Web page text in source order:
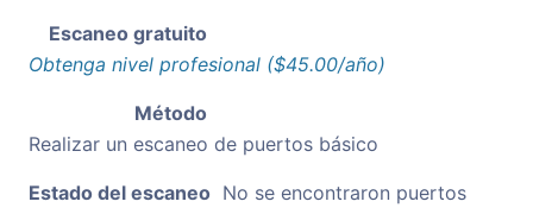
Escaneo gratuito
Obtenga nivel profesional ($45.00/año)
Método
Realizar un escaneo de puertos básico
Estado del escaneo No se encontraron puertos